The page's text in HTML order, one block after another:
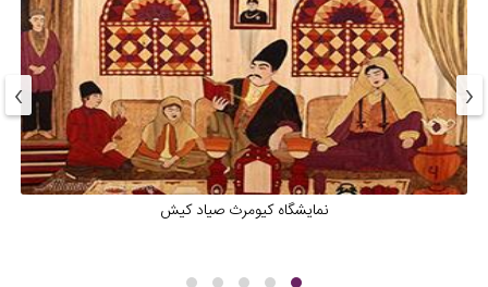
نمایشگاه کیومرث صیاد کیش
‹
›